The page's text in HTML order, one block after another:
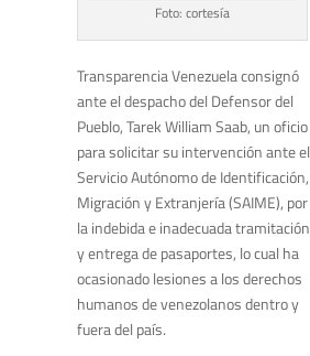
Foto: cortesía
Transparencia Venezuela consignó
ante el despacho del Defensor del
Pueblo, Tarek William Saab, un oficio
para solicitar su intervención ante el
Servicio Autónomo de Identificación,
Migración y Extranjería (SAIME), por
la indebida e inadecuada tramitación
y entrega de pasaportes, lo cual ha
ocasionado lesiones a los derechos
humanos de venezolanos dentro y
fuera del país.